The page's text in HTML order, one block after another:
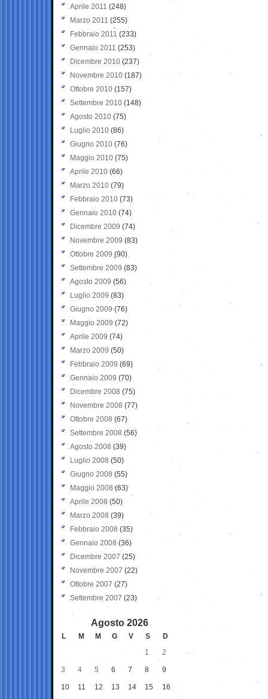
Aprile 2011 (248)
Marzo 2011 (255)
Febbraio 2011 (233)
Gennaio 2011 (253)
Dicembre 2010 (237)
Novembre 2010 (187)
Ottobre 2010 (157)
Settembre 2010 (148)
Agosto 2010 (75)
Luglio 2010 (86)
Giugno 2010 (76)
Maggio 2010 (75)
Aprile 2010 (66)
Marzo 2010 (79)
Febbraio 2010 (73)
Gennaio 2010 (74)
Dicembre 2009 (74)
Novembre 2009 (83)
Ottobre 2009 (90)
Settembre 2009 (83)
Agosto 2009 (56)
Luglio 2009 (83)
Giugno 2009 (76)
Maggio 2009 (72)
Aprile 2009 (74)
Marzo 2009 (50)
Febbraio 2009 (69)
Gennaio 2009 (70)
Dicembre 2008 (75)
Novembre 2008 (77)
Ottobre 2008 (67)
Settembre 2008 (56)
Agosto 2008 (39)
Luglio 2008 (50)
Giugno 2008 (55)
Maggio 2008(63)
Aprile 2008 (50)
Marzo 2008 (39)
Febbraio 2008 (35)
Gennaio 2008 (36)
Dicembre 2007 (25)
Novembre 2007 (22)
Ottobre 2007 (27)
Settembre 2007 (23)
Agosto 2026
L M M G V S
D
1
2
3 4 5 6 7 8 9
10 11 12 13 14 15 16